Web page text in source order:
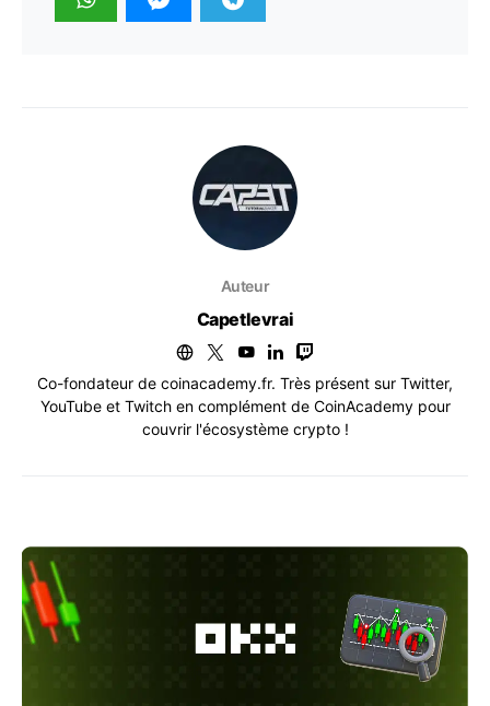
Auteur
Capetlevrai
Co-fondateur de coinacademy.fr. Très présent sur Twitter,
YouTube et Twitch en complément de CoinAcademy pour
couvrir l'écosystème crypto !